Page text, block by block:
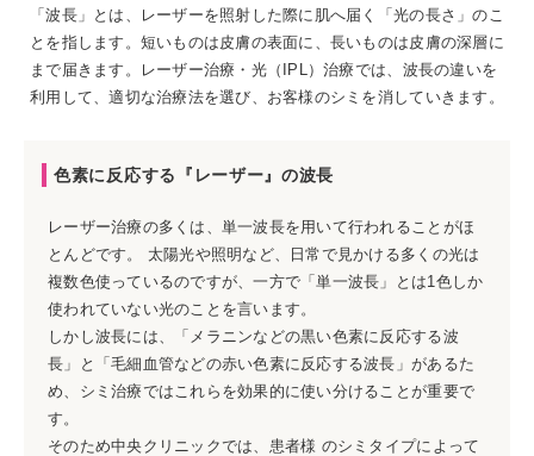
「波長」とは、レーザーを照射した際に肌へ届く「光の長さ」のこ
とを指します。短いものは皮膚の表面に、長いものは皮膚の深層に
まで届きます。レーザー治療・光（IPL）治療では、波長の違いを
利用して、適切な治療法を選び、お客様のシミを消していきます。
色素に反応する『レーザー』の波長
レーザー治療の多くは、単一波長を用いて行われることがほ
とんどです。 太陽光や照明など、日常で見かける多くの光は
複数色使っているのですが、一方で「単一波長」とは1色しか
使われていない光のことを言います。
しかし波長には、「メラニンなどの黒い色素に反応する波
長」と「毛細血管などの赤い色素に反応する波長」があるた
め、シミ治療ではこれらを効果的に使い分けることが重要で
す。
そのため中央クリニックでは、患者様 のシミタイプによって